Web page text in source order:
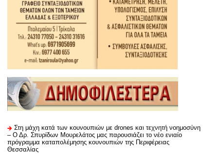
Στη μάχη κατά των κουνουπιών με drones και τεχνητή νοημοσύνη
– Ο Δρ. Σπυρίδων Μουρελάτος μας παρουσιάζει το νέο ενιαίο
πρόγραμμα καταπολέμησης κουνουπιών της Περιφέρειας
Θεσσαλίας